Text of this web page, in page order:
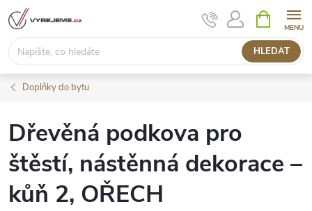
Přejít
na
obsah
HLEDAT
NÁKUPNÍ
KOŠÍK
Doplňky do bytu
Dřevěná podkova pro
štěstí, nástěnná dekorace –
kůň 2, OŘECH